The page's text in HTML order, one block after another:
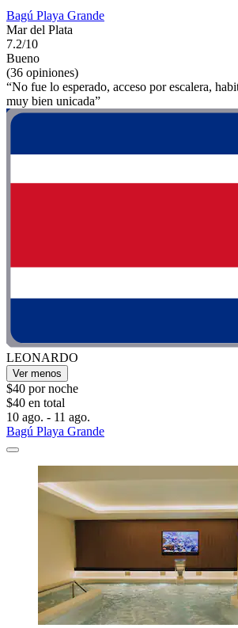
Bagú Playa Grande
Mar del Plata
7.2/10
Bueno
(36 opiniones)
“No fue lo esperado, acceso por escalera,
muy bien unicada”
LEONARDO
Ver menos
$40 por noche
$40 en total
10 ago. - 11 ago.
Bagú Playa Grande